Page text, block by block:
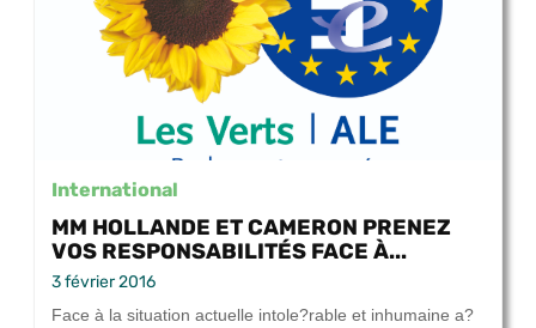
International
MM HOLLANDE ET CAMERON PRENEZ
VOS RESPONSABILITÉS FACE À...
3 février 2016
Face à la situation actuelle intole?rable et inhumaine a?